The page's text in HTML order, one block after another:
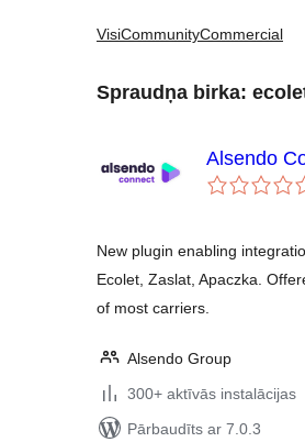
VisiCommunityCommercial
Spraudņa birka:
Alsendo
New plugin enabling
Ecolet, Zaslat, Apaczka.
of most carriers.
Alsendo Group
300+ aktīvās instalācijas
Pārbaudīts ar 7.0.3